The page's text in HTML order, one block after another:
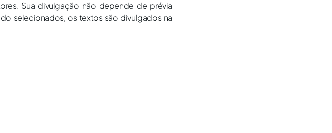
Sua divulgação não depende de prévia
selecionados, os textos são divulgados na